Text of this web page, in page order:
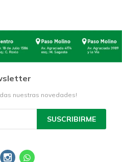
nuestras novedades!
SUSCRIBIRME
 